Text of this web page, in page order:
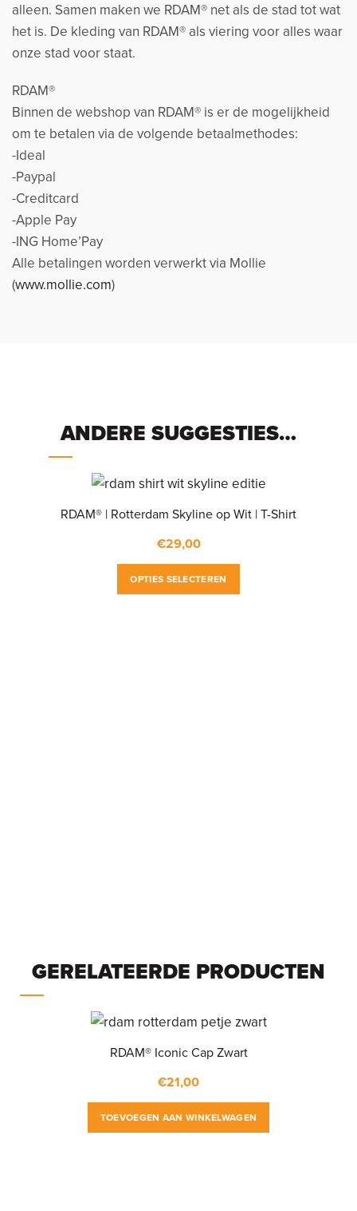
alleen. Samen maken we RDAM® net als de stad tot wat
het is. De kleding van RDAM® als viering voor alles waar
onze stad voor staat.
RDAM®
Binnen de webshop van RDAM® is er de mogelijkheid
om te betalen via de volgende betaalmethodes:
-Ideal
-Paypal
-Creditcard
-Apple Pay
-ING Home’Pay
Alle betalingen worden verwerkt via Mollie
(www.mollie.com)
ANDERE SUGGESTIES…
RDAM® | Rotterdam Skyline op Wit | T-Shirt
€29,00
OPTIES SELECTEREN
product
GERELATEERDE PRODUCTEN
RDAM® Iconic Cap Zwart
€21,00
TOEVOEGEN AAN WINKELWAGEN